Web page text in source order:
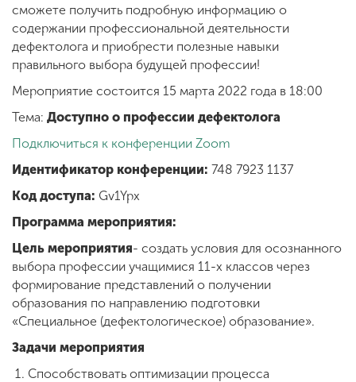
сможете получить подробную информацию о
содержании профессиональной деятельности
дефектолога и приобрести полезные навыки
правильного выбора будущей профессии!
Мероприятие состоится 15 марта 2022 года в 18:00
Тема: Доступно о профессии дефектолога
Подключиться к конференции Zoom
Идентификатор конференции: 748 7923 1137
Код доступа: Gv1Ypx
Программа мероприятия:
Цель мероприятия- создать условия для осознанного
выбора профессии учащимися 11-х классов через
формирование представлений о получении
образования по направлению подготовки
«Специальное (дефектологическое) образование».
Задачи мероприятия
Способствовать оптимизации процесса